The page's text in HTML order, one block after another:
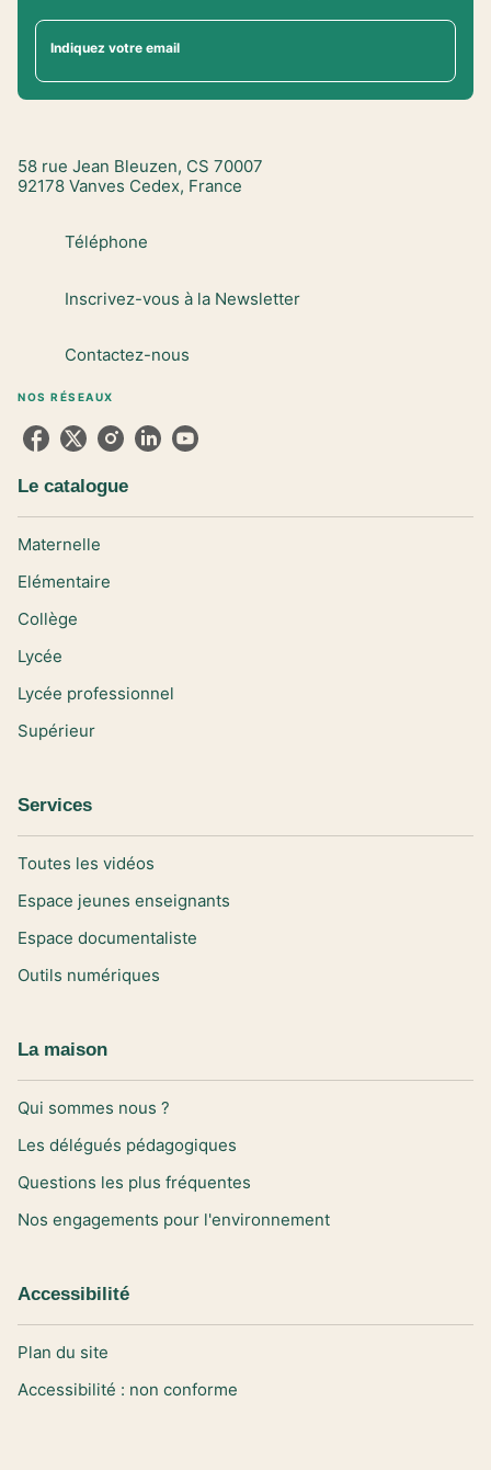
Indiquez votre email
58 rue Jean Bleuzen, CS 70007
92178 Vanves Cedex, France
Téléphone
Inscrivez-vous à la Newsletter
Contactez-nous
NOS RÉSEAUX
Le catalogue
Maternelle
Elémentaire
Collège
Lycée
Lycée professionnel
Supérieur
Services
Toutes les vidéos
Espace jeunes enseignants
Espace documentaliste
Outils numériques
La maison
Qui sommes nous ?
Les délégués pédagogiques
Questions les plus fréquentes
Nos engagements pour l'environnement
Accessibilité
Plan du site
Accessibilité : non conforme